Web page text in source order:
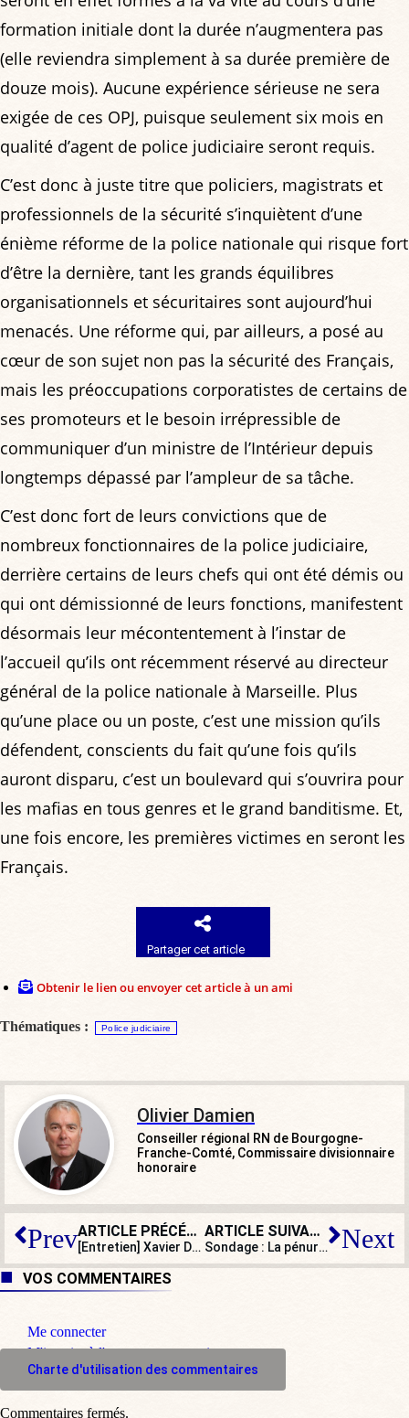
formation initiale dont la durée n’augmentera pas
(elle reviendra simplement à sa durée première de
douze mois). Aucune expérience sérieuse ne sera
exigée de ces OPJ, puisque seulement six mois en
qualité d’agent de police judiciaire seront requis.
C’est donc à juste titre que policiers, magistrats et
professionnels de la sécurité s’inquiètent d’une
énième réforme de la police nationale qui risque fort
d’être la dernière, tant les grands équilibres
organisationnels et sécuritaires sont aujourd’hui
menacés. Une réforme qui, par ailleurs, a posé au
cœur de son sujet non pas la sécurité des Français,
mais les préoccupations corporatistes de certains de
ses promoteurs et le besoin irrépressible de
communiquer d’un ministre de l’Intérieur depuis
longtemps dépassé par l’ampleur de sa tâche.
C’est donc fort de leurs convictions que de
nombreux fonctionnaires de la police judiciaire,
derrière certains de leurs chefs qui ont été démis ou
qui ont démissionné de leurs fonctions, manifestent
désormais leur mécontentement à l’instar de
l’accueil qu’ils ont récemment réservé au directeur
général de la police nationale à Marseille. Plus
qu’une place ou un poste, c’est une mission qu’ils
défendent, conscients du fait qu’une fois qu’ils
auront disparu, c’est un boulevard qui s’ouvrira pour
les mafias en tous genres et le grand banditisme. Et,
une fois encore, les premières victimes en seront les
Français.
Partager cet article
Obtenir le lien ou envoyer cet article à un ami
Thématiques : Police judiciaire
Olivier Damien
Conseiller régional RN de Bourgogne-
Franche-Comté, Commissaire divisionnaire
honoraire
Prev ARTICLE PRÉCÉDENT
[Entretien] Xavier Driencourt : « Avec Alger, seul le rapport de force compte »
ARTICLE SUIVANT
Sondage : La pénurie de carburant vous inquiète-t-elle ? Next
VOS COMMENTAIRES
Me connecter
M'inscrire à l'espace commentaire
Charte d'utilisation des commentaires
Commentaires fermés.